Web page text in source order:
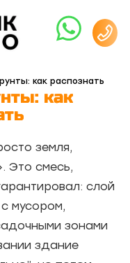
как распознать
как
земля,
Это смесь,
слой
мусором,
зонами
здание